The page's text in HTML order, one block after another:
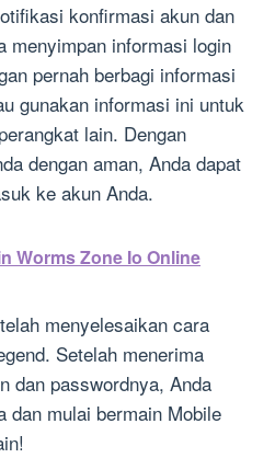
konfirmasi akun dan
menyimpan informasi login
pernah berbagi informasi
gunakan informasi ini untuk
lain. Dengan
dengan aman, Anda dapat
ke akun Anda.
Worms Zone Io Online
menyelesaikan cara
Setelah menerima
dan passwordnya, Anda
dan mulai bermain Mobile